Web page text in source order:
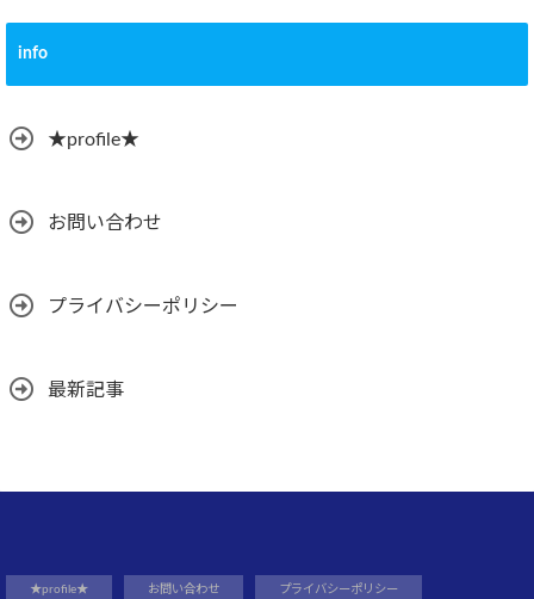
info
★profile★
お問い合わせ
プライバシーポリシー
最新記事
★profile★ お問い合わせ プライバシーポリシー